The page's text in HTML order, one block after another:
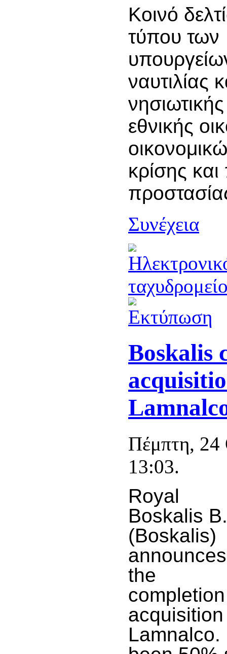
Κοινό
τύπου των
ναυτιλίας
εθνικής
κρίσης και
Συνέχεια
Boskalis
Πέμπτη, 24
13:03.
Royal
Boskalis
(Boskalis)
announces
the